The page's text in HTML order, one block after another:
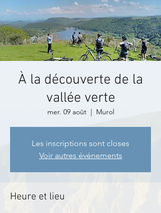
À la découverte de la
vallée verte
mer. 09 août
  |
Murol
Les inscriptions sont closes
Voir autres événements
Heure et lieu